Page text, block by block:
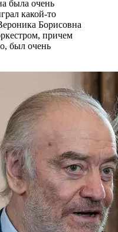
была очень
какой-то
Борисовна
причем
был очень